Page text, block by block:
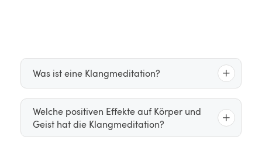
Was ist eine Klangmeditation?
Bei einer Klangmeditation liegen oder sitzen Sie in
entspannter Position, meist mit geschlossenen
Augen. Eine Klangpraktikerin oder ein Klangpraktiker
Welche positiven Effekte auf Körper und
Geist hat die Klangmeditation?